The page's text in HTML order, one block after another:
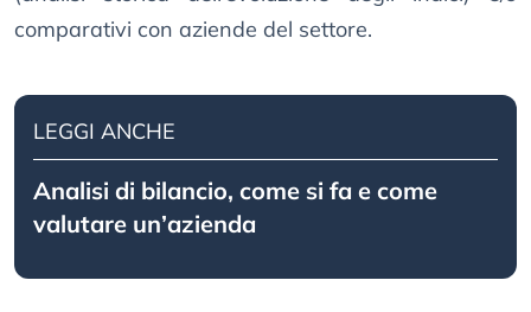
comparativi con aziende del settore.
LEGGI ANCHE
Analisi di bilancio, come si fa e come
valutare un’azienda